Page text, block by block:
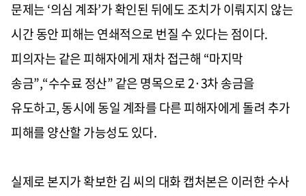
문제는 ‘의심 계좌’가 확인된 뒤에도 조치가 이뤄지지 않는
시간 동안 피해는 연쇄적으로 번질 수 있다는 점이다.
피의자는 같은 피해자에게 재차 접근해 “마지막
송금”,“수수료 정산” 같은 명목으로 2·3차 송금을
유도하고, 동시에 동일 계좌를 다른 피해자에게 돌려 추가
피해를 양산할 가능성도 있다.
실제로 본지가 확보한 김 씨의 대화 캡처본은 이러한 수사